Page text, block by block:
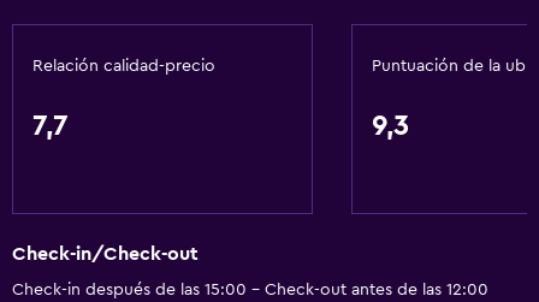
Relación calidad-precio
7,7
Puntuación de la
9,3
Check-in/Check-out
Check-in después de las 15:00 - Check-out antes de las 12:00